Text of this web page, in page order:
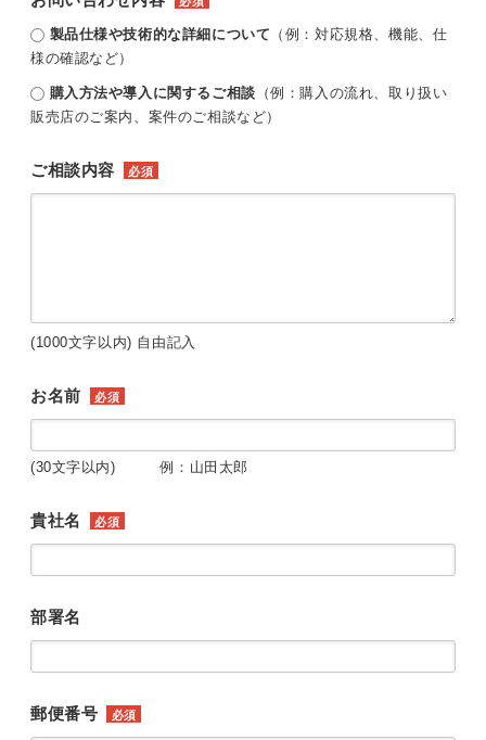
製品仕様や技術的な詳細について （例：対応規格、機能、仕
様の確認など）
購入方法や導入に関するご相談 （例：購入の流れ、取り扱い
販売店のご案内、案件のご相談など）
ご相談内容 必須
(1000文字以内) 自由記入
お名前 必須
(30文字以内) 例：山田太郎
貴社名 必須
部署名
郵便番号 必須